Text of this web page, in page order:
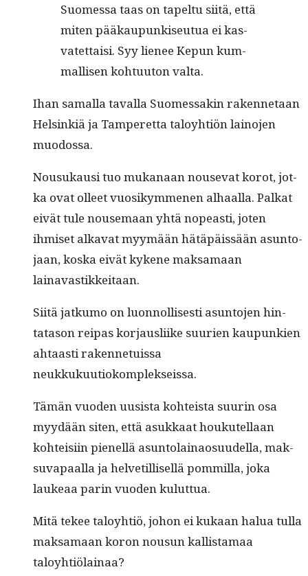
Suomes­sa taas on tapel­tu siitä, että
miten pääkaupunkiseu­tua ei kas­
vatet­taisi. Syy lie­nee Kepun kum­
mallisen kohtu­u­ton valta.
Ihan samal­la taval­la Suomes­sakin raken­netaan
Helsinkiä ja Tam­peretta taloy­htiön lain­o­jen
muodossa.
Nousukausi tuo mukanaan nou­se­vat korot, jot­
ka ovat olleet vuosikymme­nen alhaal­la. Palkat
eivät tule nouse­maan yhtä nopeasti, joten
ihmiset alka­vat myymään hätäpäis­sään asun­to­
jaan, kos­ka eivät kykene mak­samaan
lainavastikkeitaan.
Siitä jatku­mo on luon­nol­lis­es­ti asun­to­jen hin­
tata­son reipas kor­jaus­li­ike suurien kaupunkien
ahtaasti raken­ne­tuis­sa
neukkukuutiokomplekseissa.
Tämän vuo­den uusista kohteista suurin osa
myy­dään siten, että asukkaat houkutel­laan
kohteisi­in pienel­lä asun­to­lainao­su­udel­la, mak­
su­va­paal­la ja hel­vetil­lisel­lä pom­mil­la, joka
laukeaa parin vuo­den kuluttua.
Mitä tekee taloy­htiö, johon ei kukaan halua tul­la
mak­samaan koron nousun kallis­ta­maa
taloyhtiölainaa?